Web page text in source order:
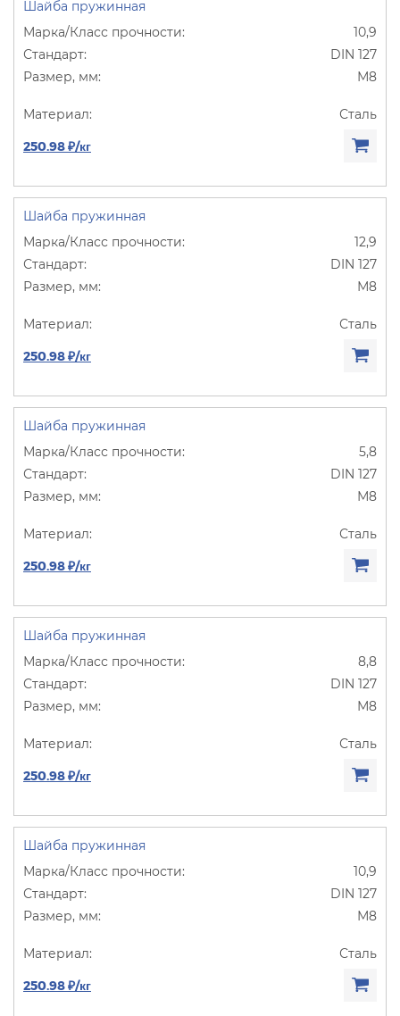
Шайба пружинная
10,9
DIN 127
М8
Сталь
250.98 ₽/кг
Шайба пружинная
12,9
DIN 127
М8
Сталь
250.98 ₽/кг
Шайба пружинная
5,8
DIN 127
М8
Сталь
250.98 ₽/кг
Шайба пружинная
8,8
DIN 127
М8
Сталь
250.98 ₽/кг
Шайба пружинная
10,9
DIN 127
М8
Сталь
250.98 ₽/кг